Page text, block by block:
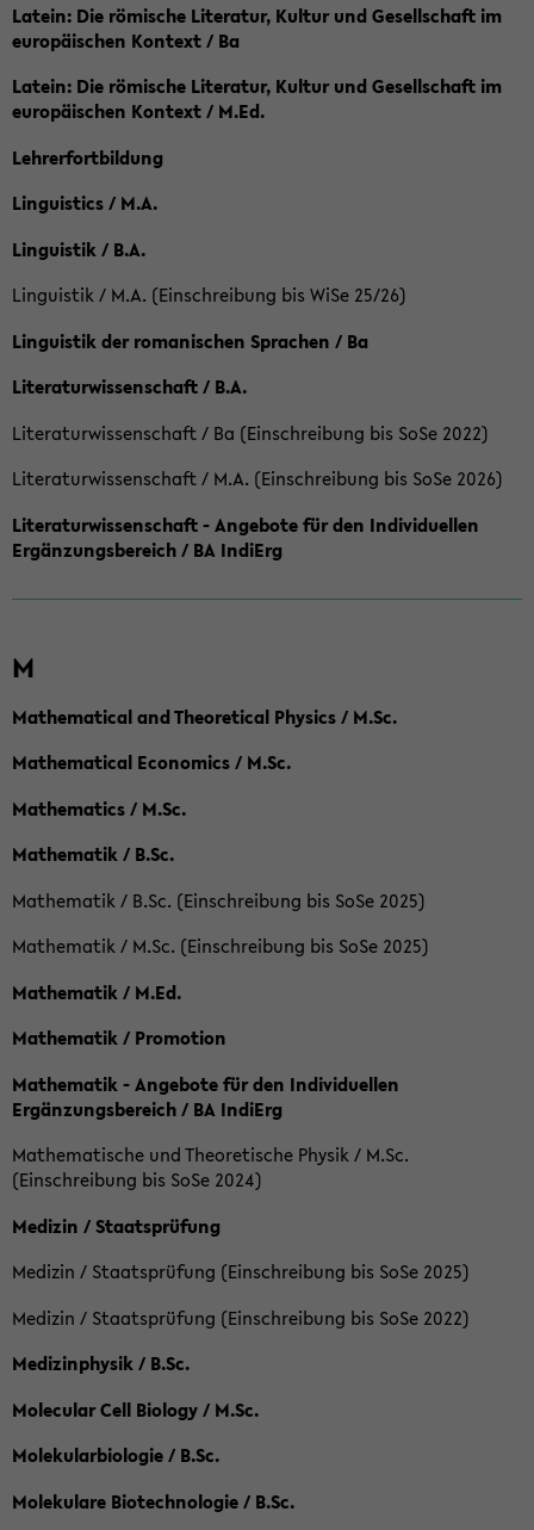
Latein: Die römische Literatur, Kultur und Gesellschaft im
europäischen Kontext / Ba
Latein: Die römische Literatur, Kultur und Gesellschaft im
europäischen Kontext / M.Ed.
Lehrerfortbildung
Linguistics / M.A.
Linguistik / B.A.
Linguistik / M.A. (Einschreibung bis WiSe 25/26)
Linguistik der romanischen Sprachen / Ba
Literaturwissenschaft / B.A.
Literaturwissenschaft / Ba (Einschreibung bis SoSe 2022)
Literaturwissenschaft / M.A. (Einschreibung bis SoSe 2026)
Literaturwissenschaft - Angebote für den Individuellen
Ergänzungsbereich / BA IndiErg
M
Mathematical and Theoretical Physics / M.Sc.
Mathematical Economics / M.Sc.
Mathematics / M.Sc.
Mathematik / B.Sc.
Mathematik / B.Sc. (Einschreibung bis SoSe 2025)
Mathematik / M.Sc. (Einschreibung bis SoSe 2025)
Mathematik / M.Ed.
Mathematik / Promotion
Mathematik - Angebote für den Individuellen
Ergänzungsbereich / BA IndiErg
Mathematische und Theoretische Physik / M.Sc.
(Einschreibung bis SoSe 2024)
Medizin / Staatsprüfung
Medizin / Staatsprüfung (Einschreibung bis SoSe 2025)
Medizin / Staatsprüfung (Einschreibung bis SoSe 2022)
Medizinphysik / B.Sc.
Molecular Cell Biology / M.Sc.
Molekularbiologie / B.Sc.
Molekulare Biotechnologie / B.Sc.